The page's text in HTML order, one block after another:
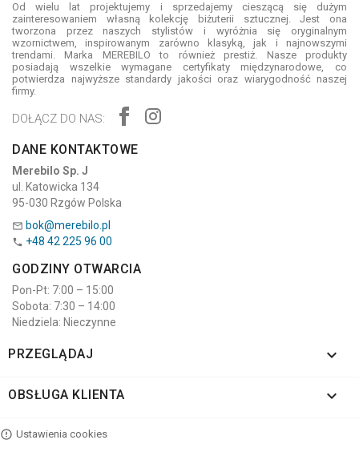
Od wielu lat projektujemy i sprzedajemy cieszącą się dużym
zainteresowaniem własną kolekcję biżuterii sztucznej. Jest ona
tworzona przez naszych stylistów i wyróżnia się oryginalnym
wzornictwem, inspirowanym zarówno klasyką, jak i najnowszymi
trendami. Marka MEREBILO to również prestiż. Nasze produkty
posiadają wszelkie wymagane certyfikaty międzynarodowe, co
potwierdza najwyższe standardy jakości oraz wiarygodność naszej
firmy.
DOŁĄCZ DO NAS:
DANE KONTAKTOWE
Merebilo Sp. J
ul. Katowicka 134
95-030 Rzgów Polska
 bok@merebilo.pl
 +48 42 225 96 00
GODZINY OTWARCIA
Pon-Pt: 7:00 – 15:00
Sobota: 7:30 – 14:00
Niedziela: Nieczynne
PRZEGLĄDAJ 
OBSŁUGA KLIENTA 
Ustawienia cookies